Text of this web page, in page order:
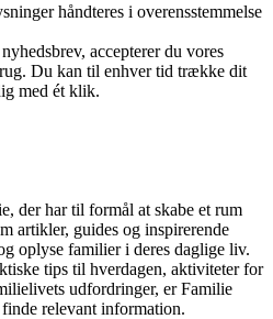
håndteres i overensstemmelse
accepterer du vores
Du kan til enhver tid trække dit
med ét klik.
der har til formål at skabe et rum
artikler, guides og inspirerende
oplyse familier i deres daglige liv.
tips til hverdagen, aktiviteter for
udfordringer, er Familie
relevant information.